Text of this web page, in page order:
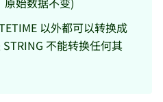
以外都可以转换成
不能转换任何其